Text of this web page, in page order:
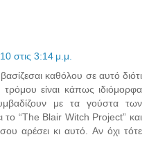
στις 3:14 μ.μ.
καθόλου σε αυτό διότι
τρόμου είναι κάπως ιδιόμορφα
με τα γούστα των
το “The Blair Witch Project” και
αρέσει κι αυτό. Αν όχι τότε